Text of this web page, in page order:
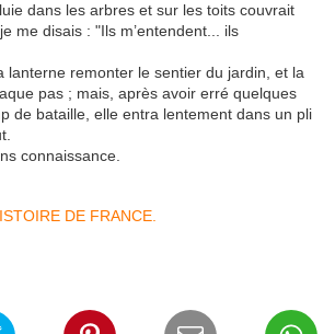
dans les arbres et sur les toits couvrait
me disais : "Ils m’entendent... ils
lanterne remonter le sentier du jardin, et la
pas ; mais, après avoir erré quelques
de bataille, elle entra lentement dans un pli
connaissance.
DE FRANCE.